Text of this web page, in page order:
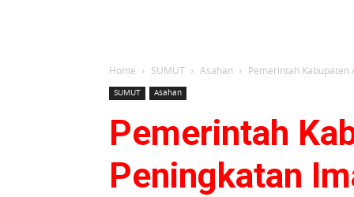
Home SUMUT Asahan Pemerintah Kabupaten
SUMUT Asahan
Pemerintah
Peningkatan